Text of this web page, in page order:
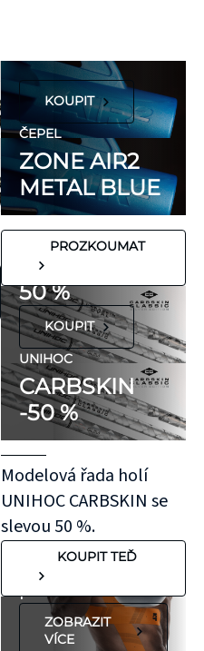
KOUPIT
ČEPEL
ZONE AIR2
METAL BLUE
PROZKOUMAT
FLORBALOVÉ HOLE
UNIHOC
CARBSKIN
SE SLEVOU
50 %
KOUPIT
UNIHOC
CARBSKIN
-50 %
Modelová řada holí
UNIHOC CARBSKIN se
slevou 50 %.
KOUPIT TEĎ
hypoalergenní,
neobsahují latex
ani přírodní
kaučuk. Obsahují
minimum
potenciálně
nežádoucích látek,
které mohou
vyvolat alergické
reakce. Pokud ale
víte, že máte velmi
citlivou pokožku,
doporučujeme
otestovat malý
kousek KT pásky
aplikovaný bez
roztažení nejprve
na oblast se
"silnější"
pokožkou, jako je
koleno, nebo
předloktí.
ZOBRAZIT
VÍCE